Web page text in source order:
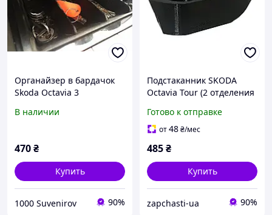
Органайзер в бардачок
Skoda Octavia 3
В наличии
470₴
Купить
1000 Suvenirov 90%
Подстаканник SKODA
Octavia Tour (2 отделения
бутылку - 68мм) ПЛАСТИК
(Завод) ВС
Готово к отправке
от48₴/мес
485₴
Купить
zapchasti-ua 90%